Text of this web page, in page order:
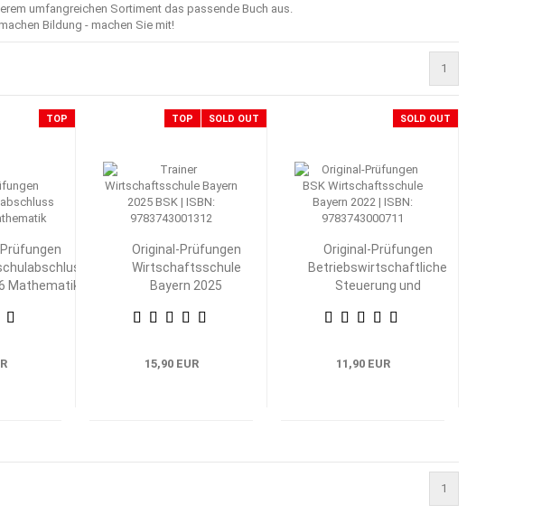
umfangreichen Sortiment das passende Buch aus.
Bildung - machen Sie mit!
1
TOP
Mathematik
TOP SOLD OUT
Original-Prüfungen
Wirtschaftsschule
Bayern 2025
Steuerung und
15,90 EUR
SOLD OUT
Original-Prüfungen
Betriebswirtschaftliche
Steuerung und
Wirtschaftsschule
11,90 EUR
1